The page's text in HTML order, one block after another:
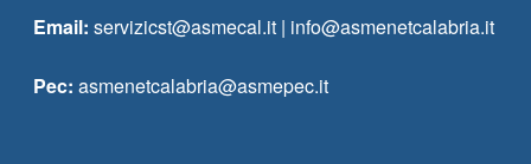
Email: servizicst@asmecal.it | info@asmenetcalabria.it
Pec: asmenetcalabria@asmepec.it